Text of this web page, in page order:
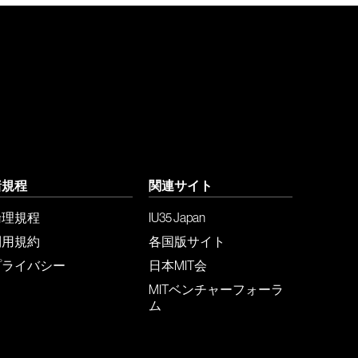
程
規程
規約
イバシー
関連サイト
IU35 Japan
各国版サイト
日本MIT会
MITベンチャーフォーラ
ム